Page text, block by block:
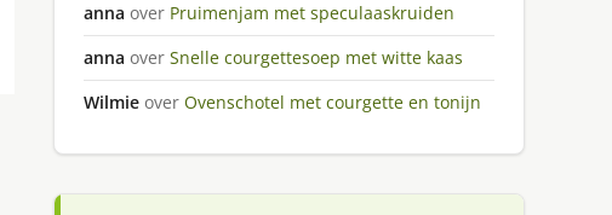
anna over Pruimenjam met speculaaskruiden
anna over Snelle courgettesoep met witte kaas
Wilmie over Ovenschotel met courgette en tonijn